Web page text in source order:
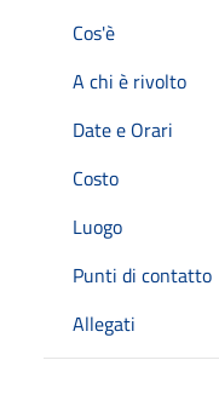
Cos'è
A chi è rivolto
Date e Orari
Costo
Luogo
Punti di contatto
Allegati